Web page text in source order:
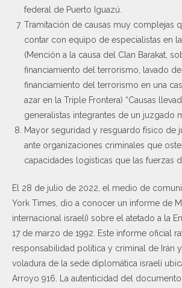
federal de Puerto Iguazú.
Tramitación de causas muy complejas
contar con equipo de especialistas en la
(Mención a la causa del Clan Barakat,
financiamiento del terrorismo, lavado
financiamiento del terrorismo en una
azar en la Triple Frontera) “Causas
generalistas integrantes de un juzgado
Mayor seguridad y resguardo físico de
ante organizaciones criminales que
capacidades logísticas que las fuerzas
El 28 de julio de 2022, el medio de
York Times, dio a conocer un informe de
internacional israelí) sobre el atetado a la
17 de marzo de 1992. Este informe oficial
responsabilidad política y criminal de Irán
voladura de la sede diplomática israelí
Arroyo 916. La autenticidad del